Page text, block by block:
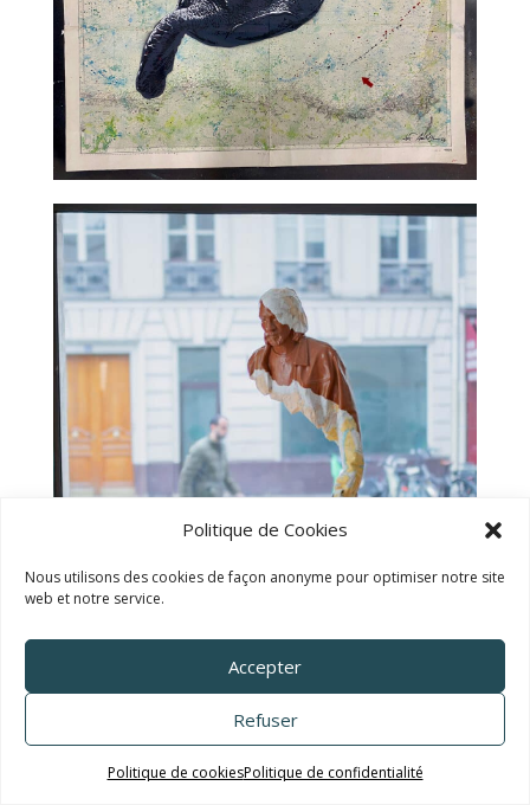
Politique de Cookies
Nous utilisons des cookies de façon anonyme pour optimiser notre site
web et notre service.
Accepter
Refuser
Politique de cookiesPolitique de confidentialité
TALC02-15 – Jef Aerosol